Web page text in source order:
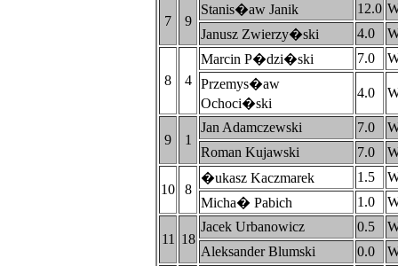
7 9
Stanis�aw Janik 12.0
Janusz Zwierzy�ski
4.0
8 4
Marcin P�dzi�ski 7.0
Przemys�aw
Ochoci�ski
4.0
9 1
Jan Adamczewski 7.0
Roman Kujawski
7.0
10 8
�ukasz Kaczmarek 1.5
Micha� Pabich
1.0
11 18
Jacek Urbanowicz 0.5
Aleksander Blumski
0.0